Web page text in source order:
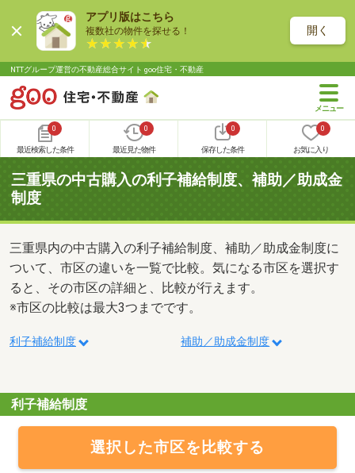
アプリ版はこちら
複数社の物件を探せる！ 開く
NTTグループ運営の不動産総合サイト goo住宅・不動産
0
最近検索した条件
0
最近見た物件
0
保存した条件
0
お気に入り
三重県の中古購入の利子補給制度、補助／助成金
制度
三重県内の中古購入の利子補給制度、補助／助成金制度に
ついて、市区の違いを一覧で比較。気になる市区を選択す
ると、その市区の詳細と、比較が行えます。
※市区の比較は最大3つまでです。
利子補給制度 補助／助成金制度
利子補給制度
選択した市区を比較する